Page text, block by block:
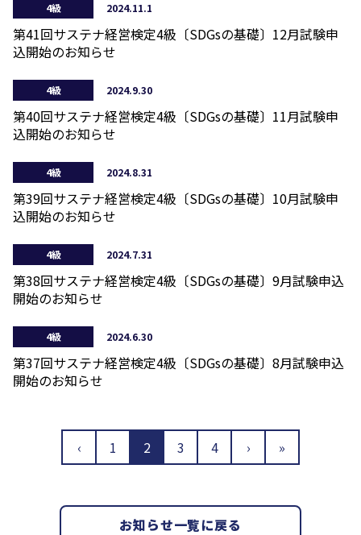
4級 2024.11.1
第41回サステナ経営検定4級〔SDGsの基礎〕12月試験申
込開始のお知らせ
4級 2024.9.30
第40回サステナ経営検定4級〔SDGsの基礎〕11月試験申
込開始のお知らせ
4級 2024.8.31
第39回サステナ経営検定4級〔SDGsの基礎〕10月試験申
込開始のお知らせ
4級 2024.7.31
第38回サステナ経営検定4級〔SDGsの基礎〕9月試験申込
開始のお知らせ
4級 2024.6.30
第37回サステナ経営検定4級〔SDGsの基礎〕8月試験申込
開始のお知らせ
‹ 1 2 3 4 › »
お知らせ一覧に戻る